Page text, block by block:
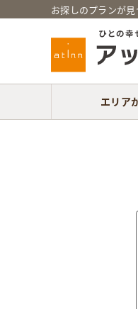
お探しのプランが
エリア